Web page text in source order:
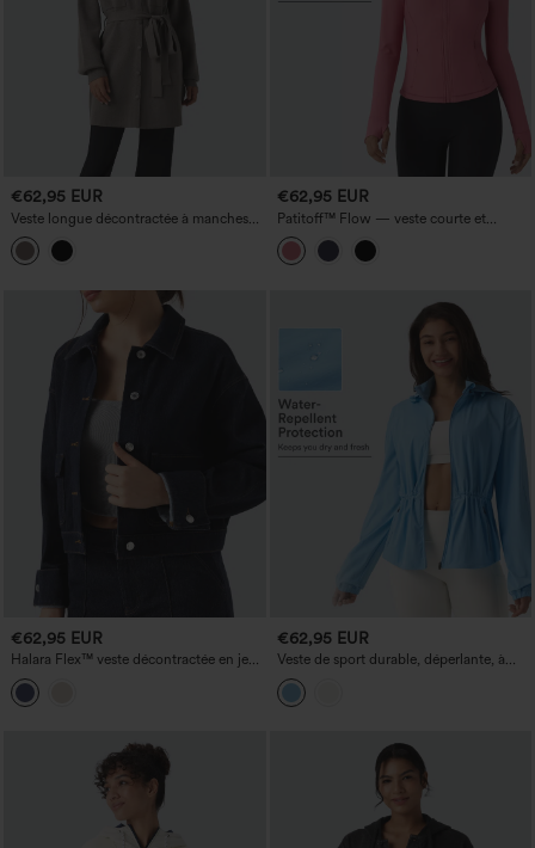
€62,95 EUR
Veste longue décontractée à manches
longues, ceinturée et dotée de poches
€62,95 EUR
Patitoff™ Flow — veste courte et
décontractée, résistante aux poils
d'animaux, col montant, fermeture
éclair, poche, ouverture pour le pouce
€62,95 EUR
Halara Flex™ veste décontractée en jean
avec col et manches longues
€62,95 EUR
Veste de sport durable, déperlante, à
capuche amovible avec cordon et
poches zippées.